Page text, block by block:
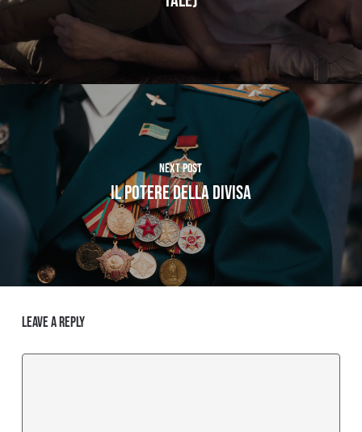
Next Post
Il Potere della Divisa
Leave a Reply